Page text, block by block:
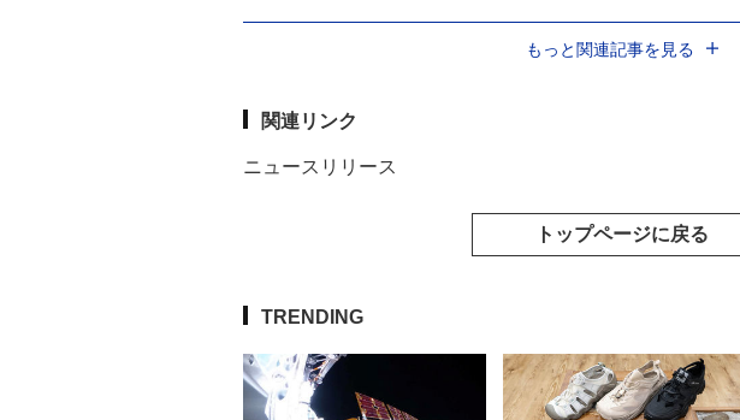
もっと関連記事を見る
関連リンク
ニュースリリース
トップページに戻る
TRENDING